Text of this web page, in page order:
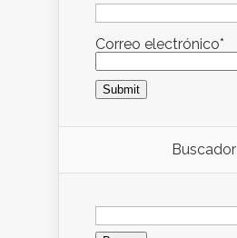
Correo electrónico*
Buscador
Buscar: